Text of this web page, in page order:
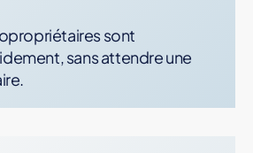
sont
sans attendre une